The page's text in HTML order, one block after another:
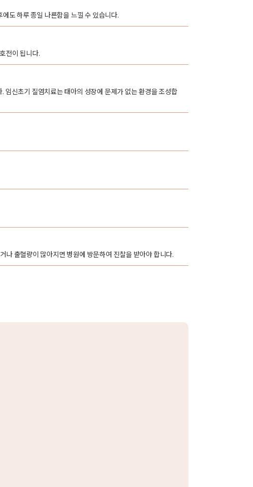
도 하루 종일 나른함을 느낄 수 있습니다.
전이 됩니다.
신초기 질염치료는 태아의 성장에 문제가 없는 환경을 조성합
나 출혈량이 많아지면 병원에 방문하여 진찰을 받아야 합니다.